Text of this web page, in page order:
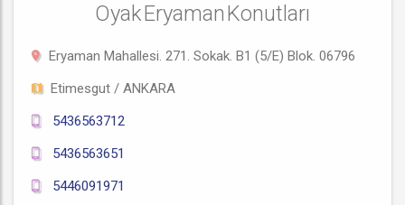
Oyak Eryaman Konutları
Eryaman Mahallesi. 271. Sokak. B1 (5/E) Blok. 06796
Etimesgut / ANKARA
5436563712
5436563651
5446091971